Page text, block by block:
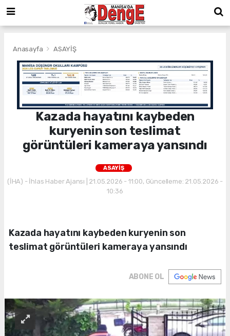
Anasayfa ASAYİŞ
Kazada hayatını kaybeden
kuryenin son teslimat
görüntüleri kameraya yansındı
ASAYİŞ
(İHA) - İhlas Haber Ajansı | 21.05.2026 - 11:00, Güncelleme: 21.05.2026 -
10:36
Kazada hayatını kaybeden kuryenin son
teslimat görüntüleri kameraya yansındı
ABONE OL